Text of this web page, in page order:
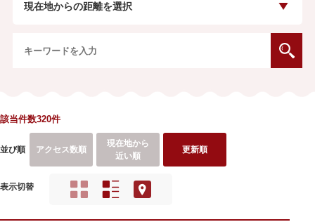
現在地からの距離を選択
該当件数320件
並び順 アクセス数順
現在地から
近い順
更新順
表示切替